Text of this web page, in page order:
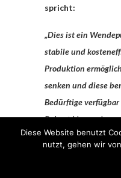
spricht:
„Dies ist ein
stabile und
Produktion
senken und diese
Bedürftige verfügbar
Robert Hancock
kanadischen
Liste der
ist lang
Diese Website benutzt
nutzt, gehen wir